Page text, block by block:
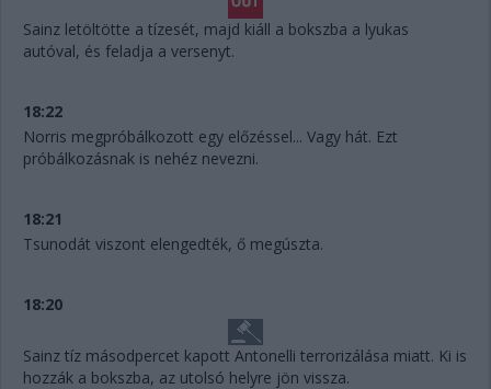
Sainz letöltötte a tízesét, majd kiáll a bokszba a lyukas
autóval, és feladja a versenyt.
18:22
Norris megpróbálkozott egy előzéssel... Vagy hát. Ezt
próbálkozásnak is nehéz nevezni.
18:21
Tsunodát viszont elengedték, ő megúszta.
18:20
Sainz tíz másodpercet kapott Antonelli terrorizálása miatt. Ki is
hozzák a bokszba, az utolsó helyre jön vissza.